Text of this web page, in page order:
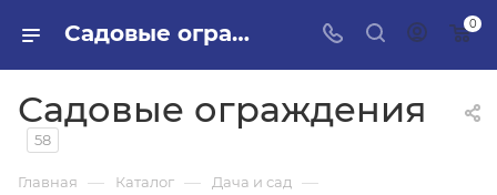
Садовые ограждения в ПИЛОН — купить стройматериалы в интернет-магазине ПИЛОН с доставкой оптом и в розницу 0
Садовые ограждения
58
Главная — Каталог — Дача и сад —